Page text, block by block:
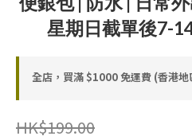
星期日截單後7-
全店，買滿 $1000 免運費 (香港地
HK$199.00